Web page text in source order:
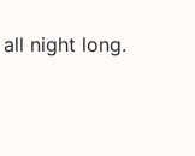
night long.